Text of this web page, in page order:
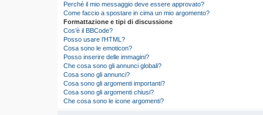
Perché il mio messaggio deve essere approvato?
Come faccio a spostare in cima un mio argomento?
Formattazione e tipi di discussione
Cos’è il BBCode?
Posso usare l’HTML?
Cosa sono le emoticon?
Posso inserire delle immagini?
Che cosa sono gli annunci globali?
Cosa sono gli annunci?
Cosa sono gli argomenti importanti?
Cosa sono gli argomenti chiusi?
Che cosa sono le icone argomenti?